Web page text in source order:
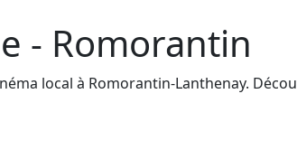
- Romorantin
local à Romorantin-Lanthenay.